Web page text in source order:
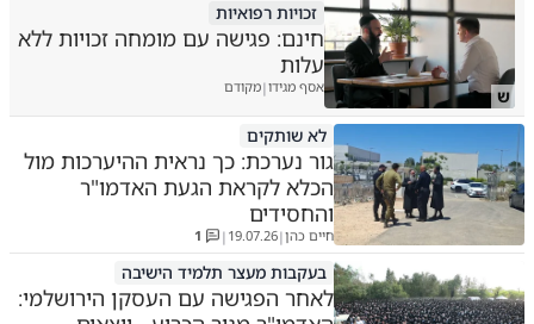
ש
זכויות רפואיות
חינם: פגישה עם מומחה זכויות ללא
עלות
אסף מגידו|מקודם
לא שותקים
גור נערכת: כך נראית ההיערכות מול
הכלא לקראת הגעת האדמו"ר
והחסידים
חיים כהן|
19.07.26
|
1
בעקבות מעצר תלמיד הישיבה
לאחר הפגישה עם העסקן הירושלמי: